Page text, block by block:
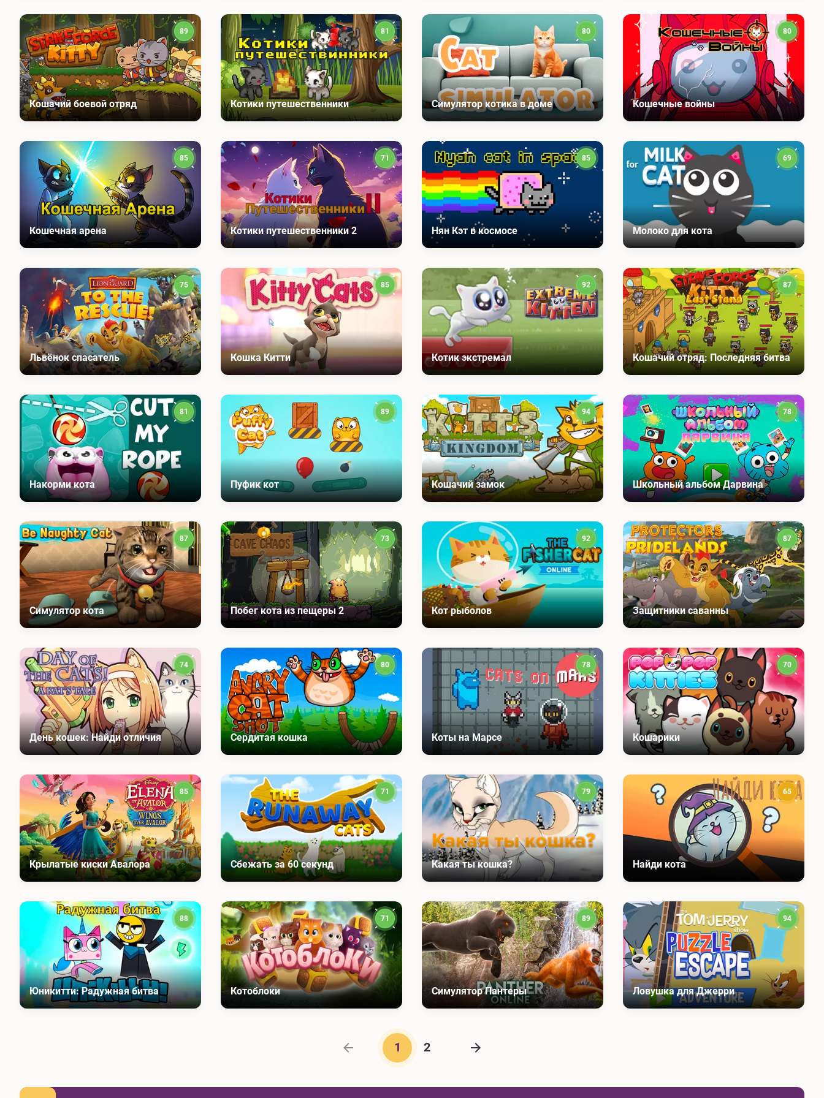
Кошачий боевой отряд
89
Котики путешественники
81
Симулятор котика в доме
80
Кошечные войны
80
Кошечная арена
85
Котики путешественники 2
71
Нян Кэт в космосе
85
Молоко для кота
69
Львёнок спасатель
75
Кошка Китти
85
Котик экстремал
92
Кошачий отряд: Последняя битва
87
Накорми кота
81
Пуфик кот
89
Кошачий замок
94
Школьный альбом Дарвина
78
Симулятор кота
87
Побег кота из пещеры 2
73
Кот рыболов
92
Защитники саванны
87
День кошек: Найди отличия
74
Сердитая кошка
80
Коты на Марсе
78
Кошарики
70
Крылатые киски Авалора
85
Сбежать за 60 секунд
71
Какая ты кошка?
79
Найди кота
65
Юникитти: Радужная битва
88
Котоблоки
71
Симулятор Пантеры
89
Ловушка для Джерри
94
Предыдущая страница
1 2